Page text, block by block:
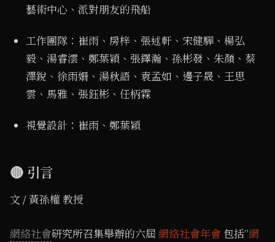
藝術中心、派對朋友的飛船
工作團隊：崔雨、房梓、張述軒、宋健驊、楊弘
毅、湯睿澐、鄭葉穎、張鐸瀚、孫彬發、朱顏、蔡
澤銳、徐雨姍、湯秋語、袁孟如、邊子晟、王思
雲、馬雅、張鈺彬、任柄霖
視覺設計：崔雨、鄭葉穎
🔴 引言
文 / 黃孫權 教授
網絡社會研究所召集舉辦的六屆 網絡社會年會 包括”網